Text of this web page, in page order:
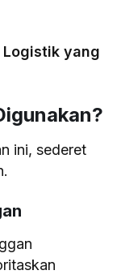
Logistik yang
ini, sederet